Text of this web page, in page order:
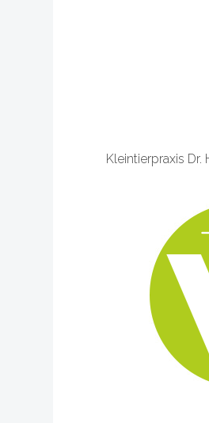
Kleintierpraxis Dr.